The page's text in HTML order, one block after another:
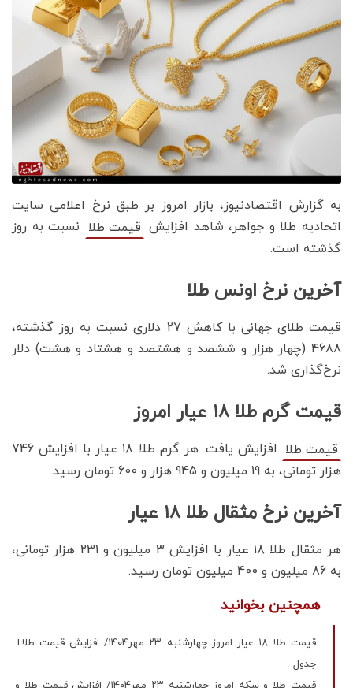
به گزارش اقتصادنیوز، بازار امروز بر طبق نرخ اعلامی سایت
اتحادیه طلا و جواهر، شاهد افزایش قیمت‌‌‌‌ طلا نسبت به روز
گذشته است.
آخرین نرخ اونس طلا
قیمت طلای جهانی با کاهش 27 دلاری نسبت به روز گذشته،
4688 (چهار هزار و ششصد و هشتصد و هشتاد و هشت) دلار
نرخ‌گذاری شد.
قیمت گرم طلا ۱۸ عیار امروز
قیمت طلا
افزایش یافت. هر گرم طلا ۱۸ عیار با افزایش 746
هزار تومانی، به 19 میلیون و 945 هزار و 600 تومان رسید.
آخرین نرخ مثقال طلا ۱۸ عیار
هر مثقال طلا ۱۸ عیار با افزایش 3 میلیون و 231 هزار تومانی،
به 86 میلیون و 400 میلیون تومان رسید‌.
همچنین بخوانید
قیمت طلا ۱۸ عیار امروز چهارشنبه ۲۳ مهر۱۴۰۴/ افزایش قیمت طلا+
جدول